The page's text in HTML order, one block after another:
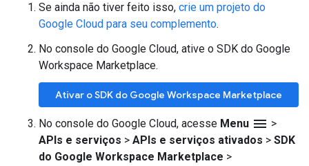
Se ainda não tiver feito isso, crie um projeto do
Google Cloud para seu complemento.
No console do Google Cloud, ative o SDK do Google
Workspace Marketplace.
Ativar o SDK do Google Workspace Marketplace
No console do Google Cloud, acesse Menu menu >
APIs e serviços > APIs e serviços ativados > SDK
do Google Workspace Marketplace >